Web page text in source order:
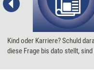
Kind oder Karriere? Schuld
diese Frage bis dato stellt,
nun das